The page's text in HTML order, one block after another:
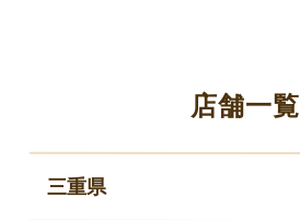
店舗一覧
三重県